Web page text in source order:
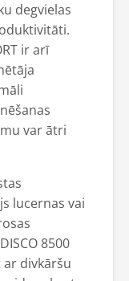
degvielas
ir arī
var ātri
lucernas vai
8500
ar divkāršu